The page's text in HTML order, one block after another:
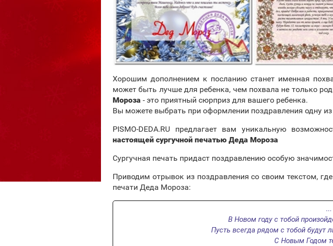
Хорошим дополнением к посланию станет именная
может быть лучше для ребенка, чем похвала не только
Мороза - это приятный сюрприз для вашего ребенка.
Вы можете выбрать при оформлении поздравления одну
PISMO-DEDA.RU предлагает вам уникальную
настоящей сургучной печатью Деда Мороза
Сургучная печать придаст поздравлению особую
Приводим отрывок из поздравления со своим текстом,
печати Деда Мороза:
...
В Новом году с тобой
Пусть всегда рядом с тобой будут
С Новым Годом